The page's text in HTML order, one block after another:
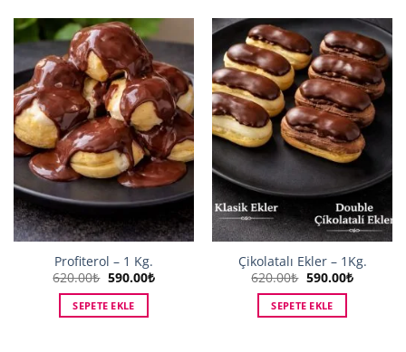
Profiterol – 1 Kg.
620.00₺ Orijinal
fiyat:
620.00₺.
590.00₺Şu
SEPETE EKLE
Çikolatalı Ekler – 1Kg.
620.00₺ Orijinal
fiyat:
620.00₺.
590.00₺Şu
SEPETE EKLE